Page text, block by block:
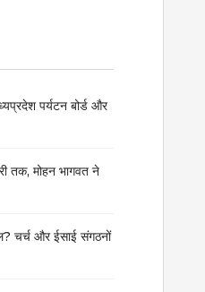
पर्यटन बोर्ड और
तक, मोहन भागवत ने
चर्च और ईसाई संगठनों